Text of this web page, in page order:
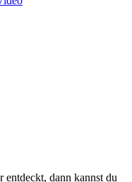
entdeckt, dann kannst du